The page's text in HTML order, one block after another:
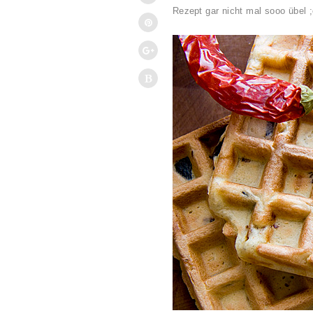
Rezept gar nicht mal sooo übel